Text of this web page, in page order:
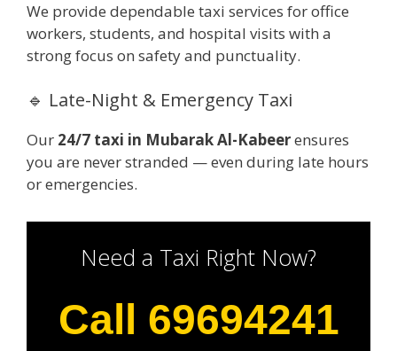
We provide dependable taxi services for office
workers, students, and hospital visits with a
strong focus on safety and punctuality.
🔹 Late-Night & Emergency Taxi
Our 24/7 taxi in Mubarak Al-Kabeerensures
you are never stranded — even during late hours
or emergencies.
Need a Taxi Right Now?
Call 69694241